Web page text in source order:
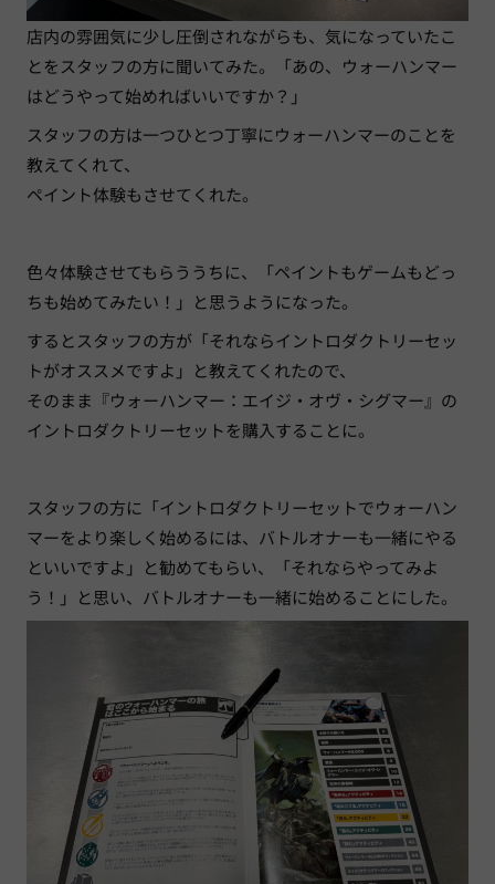
店内の雰囲気に少し圧倒されながらも、気になっていたこ
とをスタッフの方に聞いてみた。「あの、ウォーハンマー
はどうやって始めればいいですか？」
スタッフの方は一つひとつ丁寧にウォーハンマーのことを
教えてくれて、
ペイント体験もさせてくれた。
色々体験させてもらううちに、「ペイントもゲームもどっ
ちも始めてみたい！」と思うようになった。
するとスタッフの方が「それならイントロダクトリーセッ
トがオススメですよ」と教えてくれたので、
そのまま『ウォーハンマー：エイジ・オヴ・シグマー』の
イントロダクトリーセットを購入することに。
スタッフの方に「イントロダクトリーセットでウォーハン
マーをより楽しく始めるには、バトルオナーも一緒にやる
といいですよ」と勧めてもらい、「それならやってみよ
う！」と思い、バトルオナーも一緒に始めることにした。